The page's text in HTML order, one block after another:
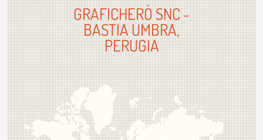
GRAFICHERÒ SNC -
BASTIA UMBRA,
PERUGIA